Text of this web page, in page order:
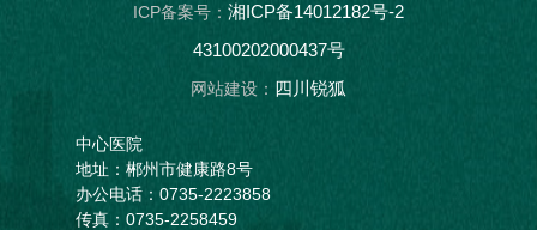
ICP备案号： 湘ICP备14012182号-2
43100202000437号
网站建设： 四川锐狐
中心医院
地址：郴州市健康路8号
办公电话：0735-2223858
传真：0735-2258459